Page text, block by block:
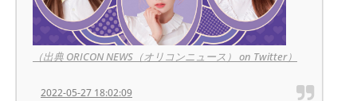
（出典 ORICON NEWS（オリコンニュース） on Twitter）
2022-05-27 18:02:09